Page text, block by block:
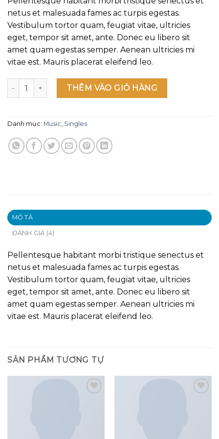
là:
$29.00.
tại
là:
$29.00.
netus et malesuada fames ac turpis egestas.
Vestibulum tortor quam, feugiat vitae, ultricies
eget, tempor sit amet, ante. Donec eu libero sit
amet quam egestas semper. Aenean ultricies mi
vitae est. Mauris placerat eleifend leo.
Woo Single #2 số lượngTHÊM VÀO GIỎ HÀNG
Danh mục: Music Singles
MÔ TẢ
ĐÁNH GIÁ (4)
Pellentesque habitant morbi tristique senectus et
netus et malesuada fames ac turpis egestas.
Vestibulum tortor quam, feugiat vitae, ultricies
eget, tempor sit amet, ante. Donec eu libero sit
amet quam egestas semper. Aenean ultricies mi
vitae est. Mauris placerat eleifend leo.
SẢN PHẨM TƯƠNG TỰ